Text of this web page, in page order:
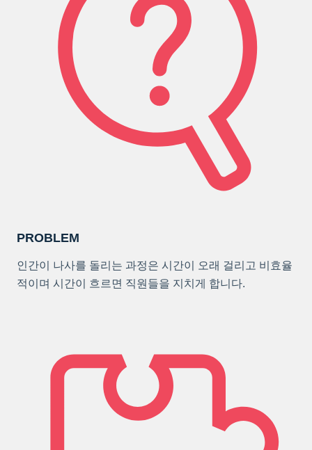
PROBLEM
인간이 나사를 돌리는 과정은 시간이 오래 걸리고 비효율
적이며 시간이 흐르면 직원들을 지치게 합니다.